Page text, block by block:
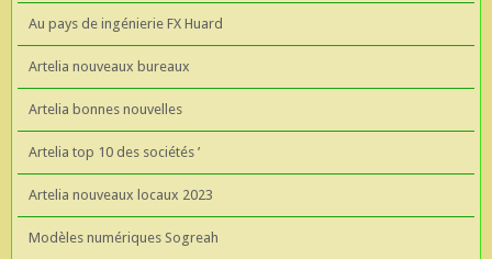
Au pays de ingénierie FX Huard
Artelia nouveaux bureaux
Artelia bonnes nouvelles
Artelia top 10 des sociétés ’
Artelia nouveaux locaux 2023
Modèles numériques Sogreah